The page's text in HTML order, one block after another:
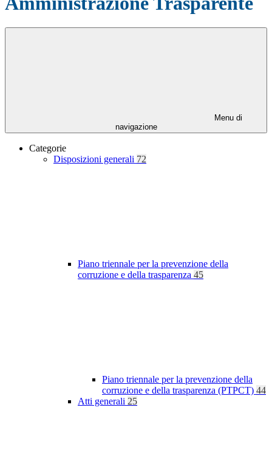
Menu di
navigazione
Categorie
Disposizioni generali 72
Piano triennale per la prevenzione della
corruzione e della trasparenza 45
Piano triennale per la prevenzione della
corruzione e della trasparenza (PTPCT) 44
Atti generali 25